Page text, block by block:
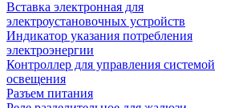
Вставка электронная для
электроустановочных устройств
Индикатор указания потребления
электроэнергии
Контроллер для управления системой
освещения
Разъем питания